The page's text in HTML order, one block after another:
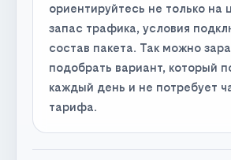
ориентируйтесь не только на
запас трафика, условия
состав пакета. Так можно
подобрать вариант, который
каждый день и не потребует
тарифа.